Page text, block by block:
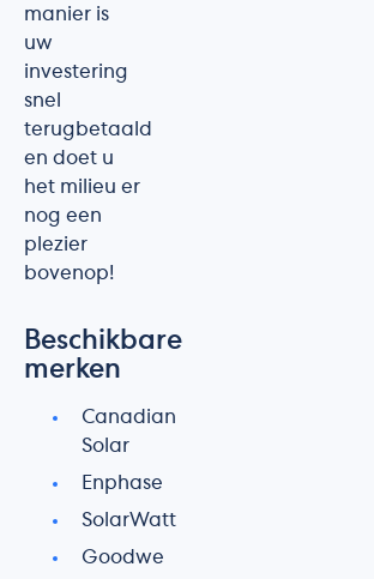
manier is
uw
investering
snel
terugbetaald
en doet u
het milieu er
nog een
plezier
bovenop!
Beschikbare
merken
Canadian
Solar
Enphase
SolarWatt
Goodwe